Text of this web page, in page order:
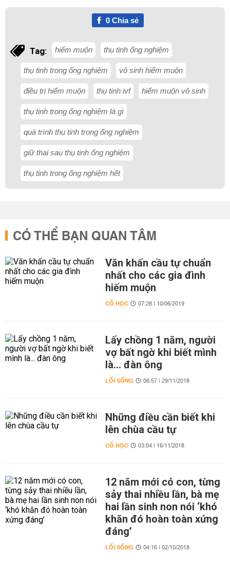
0Chia sẻ
Tag: hiếm muộn thụ tinh ống nghiệm
thụ tinh trong ống nghiệm vô sinh hiếm muộn
điều trị hiếm muộn thụ tinh ivf hiếm muộn vô sinh
thụ tinh trong ống nghiệm là gì
quá trình thụ tinh trong ống nghiệm
giữ thai sau thụ tinh ống nghiệm
thụ tinh trong ống nghiệm hết
CÓ THỂ BẠN QUAN TÂM
Văn khấn cầu tự chuẩn
nhất cho các gia đình
hiếm muộn
CỔ HỌC 07:28 | 10/06/2019
Lấy chồng 1 năm, người
vợ bất ngờ khi biết mình
là... đàn ông
LỐI SỐNG 06:57 | 29/11/2018
Những điều cần biết khi
lên chùa cầu tự
CỔ HỌC 03:04 | 16/11/2018
12 năm mới có con, từng
sảy thai nhiều lần, bà mẹ
hai lần sinh non nói ‘khó
khăn đó hoàn toàn xứng
đáng’
LỐI SỐNG 04:16 | 02/10/2018